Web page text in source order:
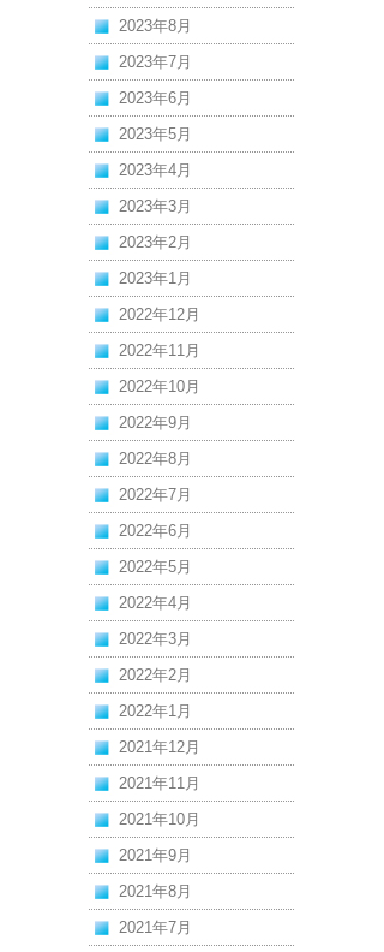
2023年8月
2023年7月
2023年6月
2023年5月
2023年4月
2023年3月
2023年2月
2023年1月
2022年12月
2022年11月
2022年10月
2022年9月
2022年8月
2022年7月
2022年6月
2022年5月
2022年4月
2022年3月
2022年2月
2022年1月
2021年12月
2021年11月
2021年10月
2021年9月
2021年8月
2021年7月